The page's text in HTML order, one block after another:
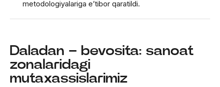
metodologiyalariga e’tibor qaratildi.
Daladan – bevosita: sanoat
zonalaridagi
mutaxassislarimiz